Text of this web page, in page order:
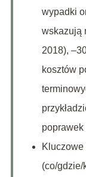
wypadki
wskazują
2018),
kosztów
(co/gdzie/